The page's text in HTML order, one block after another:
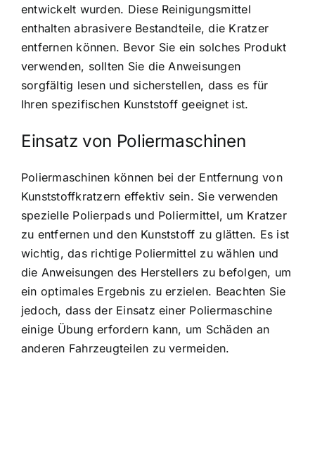
entwickelt wurden. Diese Reinigungsmittel
enthalten abrasivere Bestandteile, die Kratzer
entfernen können. Bevor Sie ein solches Produkt
verwenden, sollten Sie die Anweisungen
sorgfältig lesen und sicherstellen, dass es für
Ihren spezifischen Kunststoff geeignet ist.
Einsatz von Poliermaschinen
Poliermaschinen können bei der Entfernung von
Kunststoffkratzern effektiv sein. Sie verwenden
spezielle Polierpads und Poliermittel, um Kratzer
zu entfernen und den Kunststoff zu glätten. Es ist
wichtig, das richtige Poliermittel zu wählen und
die Anweisungen des Herstellers zu befolgen, um
ein optimales Ergebnis zu erzielen. Beachten Sie
jedoch, dass der Einsatz einer Poliermaschine
einige Übung erfordern kann, um Schäden an
anderen Fahrzeugteilen zu vermeiden.